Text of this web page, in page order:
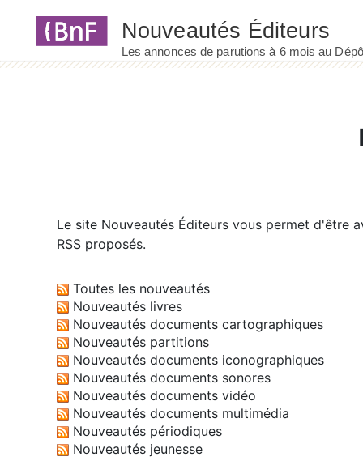
Le site Nouveautés Éditeurs vous permet d'être
RSS proposés.
Toutes les nouveautés
Nouveautés livres
Nouveautés documents cartographiques
Nouveautés partitions
Nouveautés documents iconographiques
Nouveautés documents sonores
Nouveautés documents vidéo
Nouveautés documents multimédia
Nouveautés périodiques
Nouveautés jeunesse